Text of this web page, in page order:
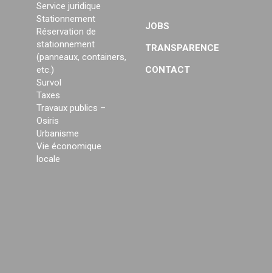
Service juridique
Stationnement
Réservation de
stationnement
(panneaux, containers,
etc.)
Survol
Taxes
Travaux publics –
Osiris
Urbanisme
Vie économique
locale
JOBS
TRANSPARENCE
CONTACT